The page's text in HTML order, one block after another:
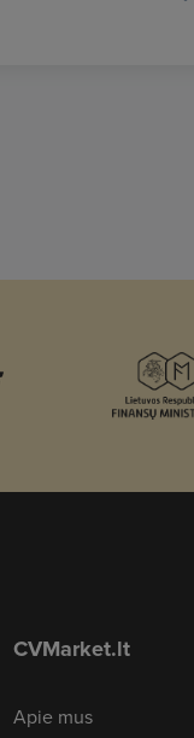
CVMarket.lt
Apie mus